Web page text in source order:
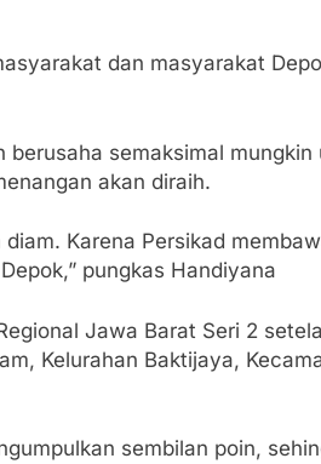
dan masyarakat
berusaha semaksimal mungkin
akan diraih.
Karena Persikad
pungkas Handiyana
Jawa Barat Seri 2
Kelurahan Baktijaya,
sembilan poin,